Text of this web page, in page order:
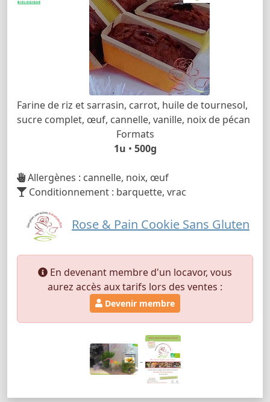
Farine de riz et sarrasin, carrot, huile de tournesol,
sucre complet, œuf, cannelle, vanille, noix de pécan
Formats
1u • 500g
Allergènes : cannelle, noix, œuf
Conditionnement : barquette, vrac
Rose & Pain Cookie Sans Gluten
En devenant membre d'un locavor, vous
aurez accès aux tarifs lors des ventes :
Devenir membre